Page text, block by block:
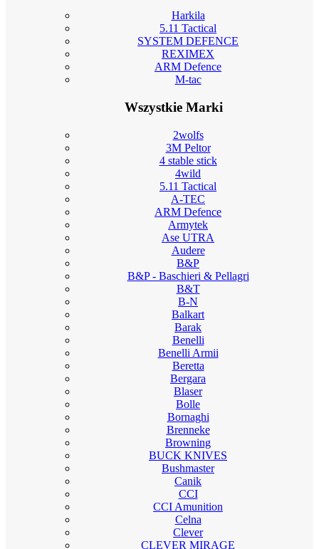
Harkila
5.11 Tactical
SYSTEM DEFENCE
REXIMEX
ARM Defence
M-tac
Wszystkie Marki
2wolfs
3M Peltor
4 stable stick
4wild
5.11 Tactical
A-TEC
ARM Defence
Armytek
Ase UTRA
Audere
B&P
B&P - Baschieri & Pellagri
B&T
B-N
Balkart
Barak
Benelli
Benelli Armii
Beretta
Bergara
Blaser
Bolle
Bornaghi
Brenneke
Browning
BUCK KNIVES
Bushmaster
Canik
CCI
CCI Amunition
Celna
Clever
CLEVER MIRAGE